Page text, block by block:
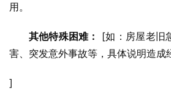
用。
其他特殊困难：
[如：房屋老旧
害、突发意外事故等，具体说明造成
]